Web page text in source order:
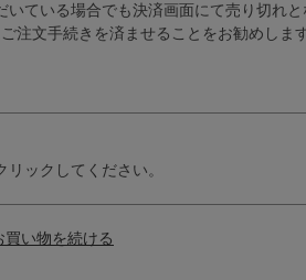
ている場合でも決済画面にて売り切れと
注文手続きを済ませることをお勧めします
ックしてください。